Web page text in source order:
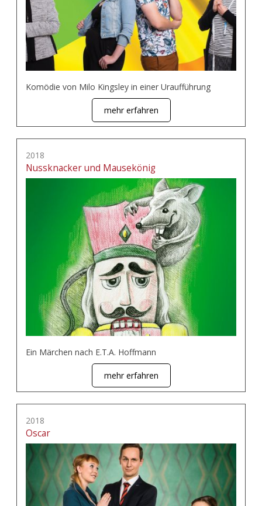
Komödie von Milo Kingsley in einer Uraufführung
mehr erfahren
2018
Nussknacker und Mausekönig
Ein Märchen nach E.T.A. Hoffmann
mehr erfahren
2018
Oscar